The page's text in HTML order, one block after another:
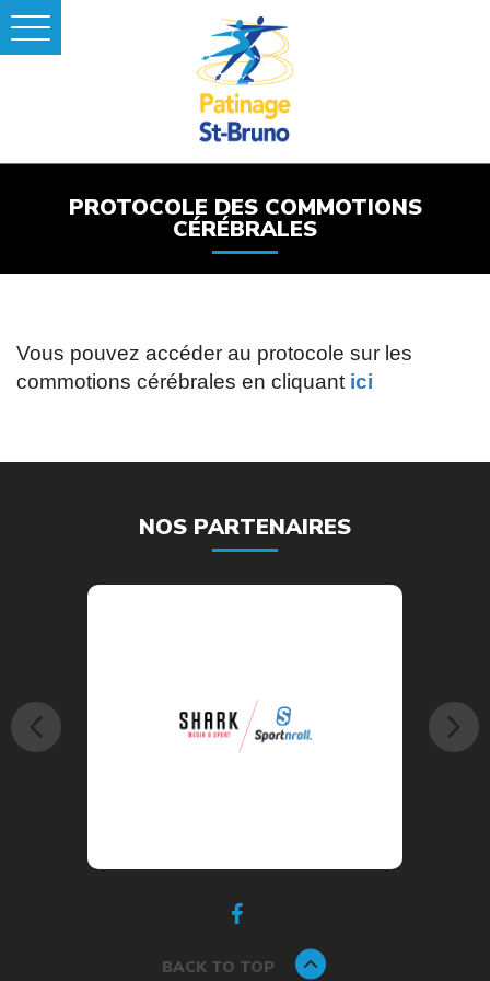
PROTOCOLE DES COMMOTIONS
CÉRÉBRALES
Vous pouvez accéder au protocole sur les
commotions cérébrales en cliquant ici
NOS PARTENAIRES
BACK TO TOP